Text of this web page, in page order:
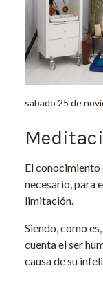
sábado 25 de
El conocimiento
necesario, para
limitación.
Siendo, como
cuenta el ser
causa de su